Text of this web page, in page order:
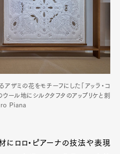
ザミの花をモチーフにした「アッラ・コ
ウール地にシルクタフタのアップリケと刺
Piana
にロロ・ピアーナの技法や表現